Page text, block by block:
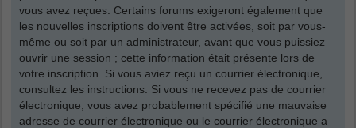
vous avez reçues. Certains forums exigeront également que
les nouvelles inscriptions doivent être activées, soit par vous-
même ou soit par un administrateur, avant que vous puissiez
ouvrir une session ; cette information était présente lors de
votre inscription. Si vous aviez reçu un courrier électronique,
consultez les instructions. Si vous ne recevez pas de courrier
électronique, vous avez probablement spécifié une mauvaise
adresse de courrier électronique ou le courrier électronique a